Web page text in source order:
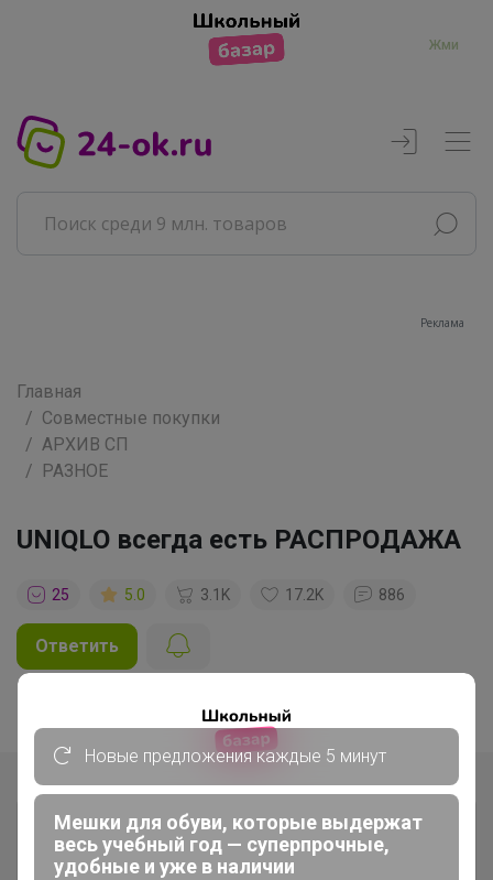
Жми
Реклама
Главная
Совместные покупки
АРХИВ СП
РАЗНОЕ
UNIQLO всегда есть РАСПРОДАЖА
25 5.0 3.1K 17.2K 886
Ответить
Показаны записи1-10
Новые предложения каждые 5 минут
Мешки для обуви, которые выдержат
весь учебный год — суперпрочные,
удобные и уже в наличии